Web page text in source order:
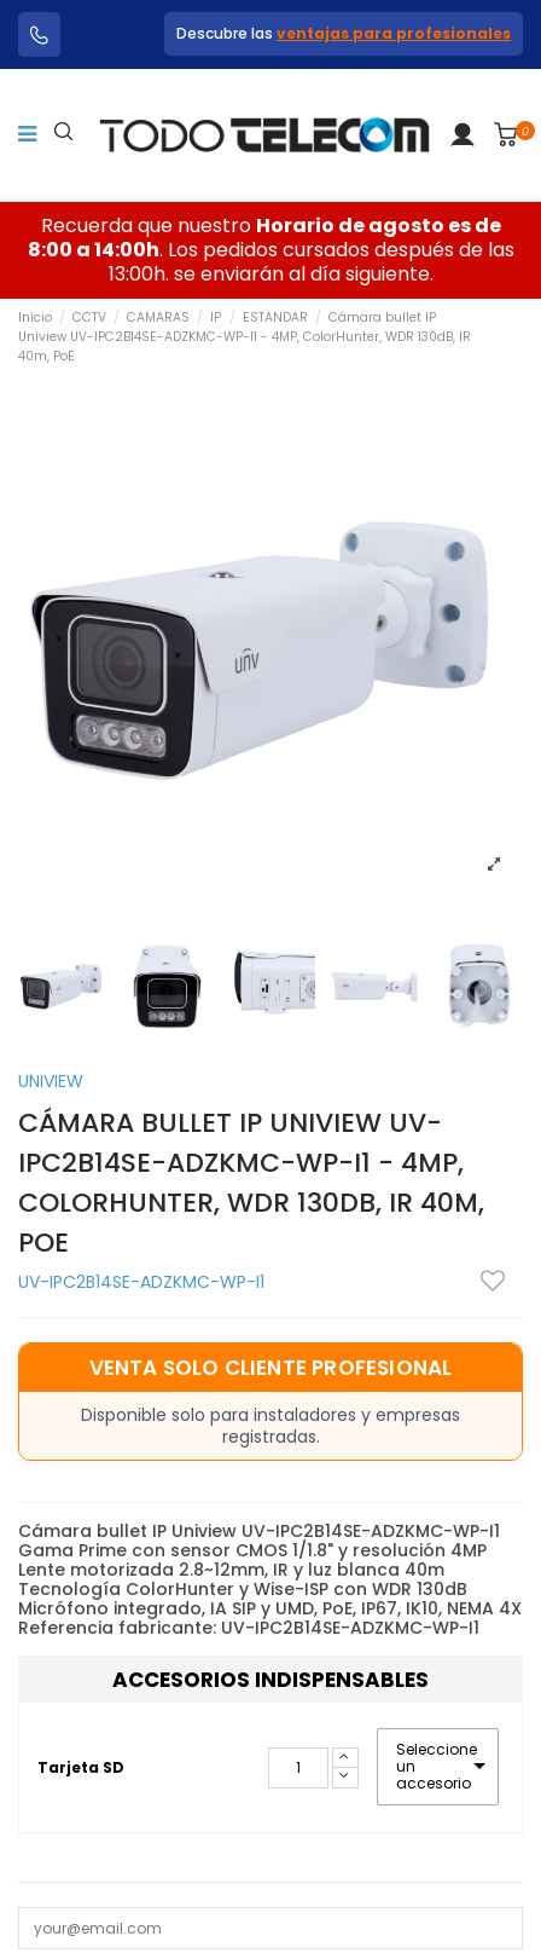
Descubre las ventajas para profesionales
0
Recuerda que nuestro Horario de agosto es de
8:00 a 14:00h. Los pedidos cursados después de las
13:00h. se enviarán al día siguiente.
Inicio CCTV CAMARAS IP ESTANDAR
Cámara bullet IP
Uniview UV-IPC2B14SE-ADZKMC-WP-I1 - 4MP, ColorHunter, WDR 130dB, IR
40m, PoE
UNIVIEW
CÁMARA BULLET IP UNIVIEW UV-
IPC2B14SE-ADZKMC-WP-I1 - 4MP,
COLORHUNTER, WDR 130DB, IR 40M,
POE
UV-IPC2B14SE-ADZKMC-WP-I1
VENTA SOLO CLIENTE PROFESIONAL
Disponible solo para instaladores y empresas
registradas.
Cámara bullet IP Uniview UV-IPC2B14SE-ADZKMC-WP-I1
Gama Prime con sensor CMOS 1/1.8" y resolución 4MP
Lente motorizada 2.8~12mm, IR y luz blanca 40m
Tecnología ColorHunter y Wise-ISP con WDR 130dB
Micrófono integrado, IA SIP y UMD, PoE, IP67, IK10, NEMA 4X
Referencia fabricante: UV-IPC2B14SE-ADZKMC-WP-I1
ACCESORIOS INDISPENSABLES
Tarjeta SD
Seleccione
un
accesorio